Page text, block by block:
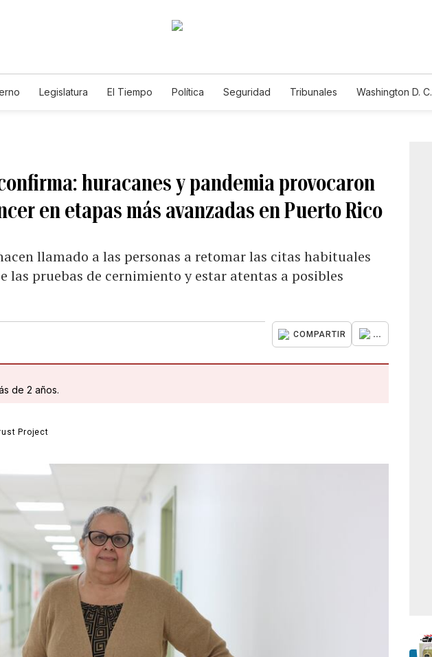
Legislatura El Tiempo Política Seguridad Tribunales Washington D. C.
huracanes y pandemia provocaron
en etapas más avanzadas en Puerto Rico
llamado a las personas a retomar las citas habituales
las pruebas de cernimiento y estar atentas a posibles
COMPARTIR ...
de 2 años.